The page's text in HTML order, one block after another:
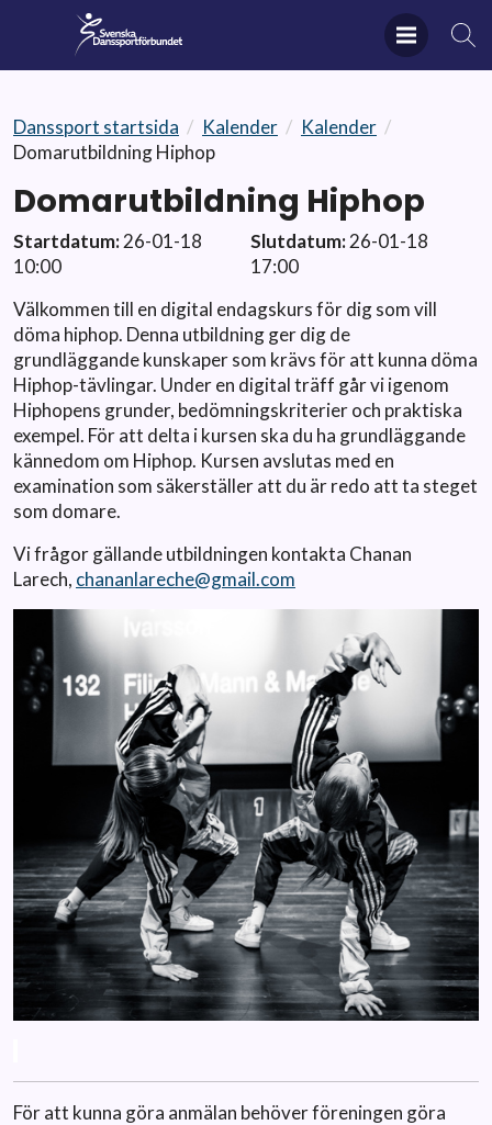
Danssport startsida / Kalender / Kalender /
Domarutbildning Hiphop
Domarutbildning Hiphop
Startdatum:26-01-18
10:00
Slutdatum:26-01-18
17:00
Välkommen till en digital endagskurs för dig som vill
döma hiphop. Denna utbildning ger dig de
grundläggande kunskaper som krävs för att kunna döma
Hiphop-tävlingar. Under en digital träff går vi igenom
Hiphopens grunder, bedömningskriterier och praktiska
exempel. För att delta i kursen ska du ha grundläggande
kännedom om Hiphop. Kursen avslutas med en
examination som säkerställer att du är redo att ta steget
som domare.
Vi frågor gällande utbildningen kontakta Chanan
Larech, chananlareche@gmail.com
För att kunna göra anmälan behöver föreningen göra